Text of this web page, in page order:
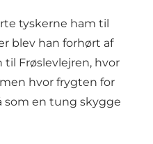
tyskerne ham til
blev han forhørt af
til Frøslevlejren, hvor
hvor frygten for
som en tung skygge